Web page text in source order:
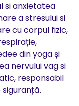
si anxietatea
a stresului si
cu corpul fizic,
din yoga și
nervului vag si
responsabil